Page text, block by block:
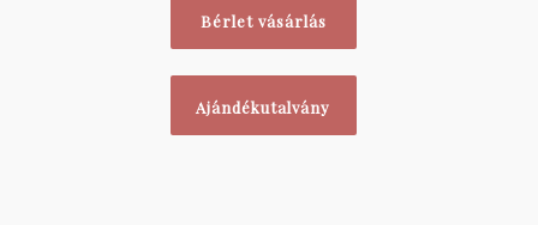
Bérlet vásárlás
Ajándékutalvány